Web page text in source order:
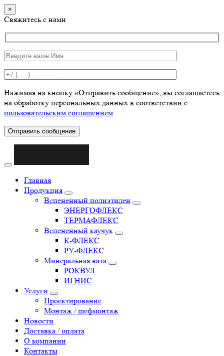
×
Свяжитесь с нами
Нажимая на кнопку «Отправить сообщение», вы соглашаетесь
на обработку персональных данных в соответствии с
пользовательским соглашением
Отправить сообщение
Главная
Продукция
Вспененный полиэтилен
ЭНЕРГОФЛЕКС
ТЕРМАФЛЕКС
Вспененный каучук
К-ФЛЕКС
РУ-ФЛЕКС
Минеральная вата
РОКВУЛ
ИГНИС
Услуги
Проектирование
Монтаж / шефмонтаж
Новости
Доставка / оплата
О компании
Контакты